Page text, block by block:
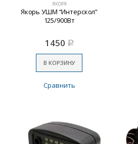
ЯКОРЯ
Якорь УШМ “Интерскол”
125/900Вт
1450 Р
В КОРЗИНУ
Сравнить